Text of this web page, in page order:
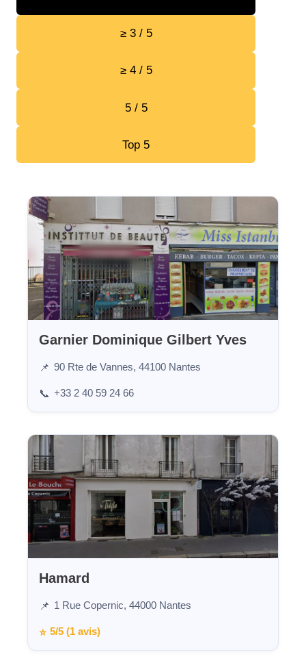
≥ 3 / 5
≥ 4 / 5
5 / 5
Top 5
Garnier Dominique Gilbert Yves
📌 90 Rte de Vannes, 44100 Nantes
📞 +33 2 40 59 24 66
Hamard
📌 1 Rue Copernic, 44000 Nantes
⭐ 5/5 (1 avis)